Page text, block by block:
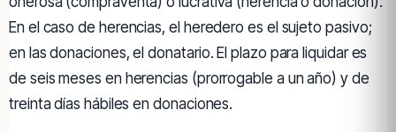
En el caso de herencias, el heredero es el sujeto pasivo;
en las donaciones, el donatario. El plazo para liquidar es
de seis meses en herencias (prorrogable a un año) y de
treinta días hábiles en donaciones.